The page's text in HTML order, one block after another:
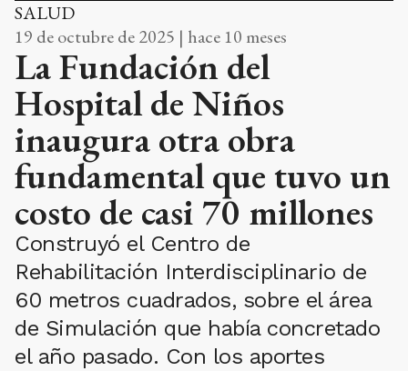
SALUD
19 de octubre de 2025 | hace 10 meses
La Fundación del
Hospital de Niños
inaugura otra obra
fundamental que tuvo un
costo de casi 70 millones
Construyó el Centro de
Rehabilitación Interdisciplinario de
60 metros cuadrados, sobre el área
de Simulación que había concretado
el año pasado. Con los aportes